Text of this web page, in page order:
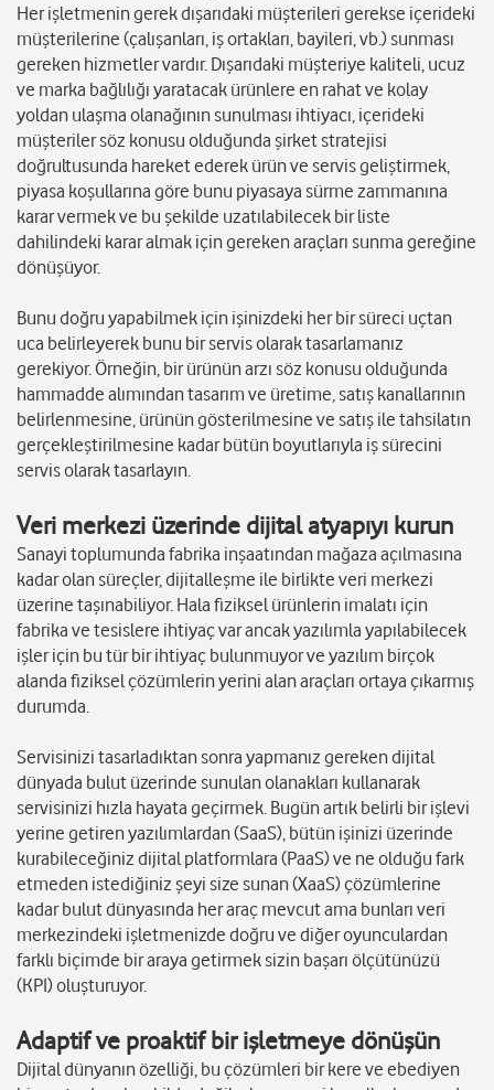
Her işletmenin gerek dışarıdaki müşterileri gerekse içerideki
müşterilerine (çalışanları, iş ortakları, bayileri, vb.) sunması
gereken hizmetler vardır. Dışarıdaki müşteriye kaliteli, ucuz
ve marka bağlılığı yaratacak ürünlere en rahat ve kolay
yoldan ulaşma olanağının sunulması ihtiyacı, içerideki
müşteriler söz konusu olduğunda şirket stratejisi
doğrultusunda hareket ederek ürün ve servis geliştirmek,
piyasa koşullarına göre bunu piyasaya sürme zammanına
karar vermek ve bu şekilde uzatılabilecek bir liste
dahilindeki karar almak için gereken araçları sunma gereğine
dönüşüyor.
Bunu doğru yapabilmek için işinizdeki her bir süreci uçtan
uca belirleyerek bunu bir servis olarak tasarlamanız
gerekiyor. Örneğin, bir ürünün arzı söz konusu olduğunda
hammadde alımından tasarım ve üretime, satış kanallarının
belirlenmesine, ürünün gösterilmesine ve satış ile tahsilatın
gerçekleştirilmesine kadar bütün boyutlarıyla iş sürecini
servis olarak tasarlayın.
Veri merkezi üzerinde dijital atyapıyı kurun
Sanayi toplumunda fabrika inşaatından mağaza açılmasına
kadar olan süreçler, dijitalleşme ile birlikte veri merkezi
üzerine taşınabiliyor. Hala fiziksel ürünlerin imalatı için
fabrika ve tesislere ihtiyaç var ancak yazılımla yapılabilecek
işler için bu tür bir ihtiyaç bulunmuyor ve yazılım birçok
alanda fiziksel çözümlerin yerini alan araçları ortaya çıkarmış
durumda.
Servisinizi tasarladıktan sonra yapmanız gereken dijital
dünyada bulut üzerinde sunulan olanakları kullanarak
servisinizi hızla hayata geçirmek. Bugün artık belirli bir işlevi
yerine getiren yazılımlardan (SaaS), bütün işinizi üzerinde
kurabileceğiniz dijital platformlara (PaaS) ve ne olduğu fark
etmeden istediğiniz şeyi size sunan (XaaS) çözümlerine
kadar bulut dünyasında her araç mevcut ama bunları veri
merkezindeki işletmenizde doğru ve diğer oyunculardan
farklı biçimde bir araya getirmek sizin başarı ölçütünüzü
(KPI) oluşturuyor.
Adaptif ve proaktif bir işletmeye dönüşün
Dijital dünyanın özelliği, bu çözümleri bir kere ve ebediyen